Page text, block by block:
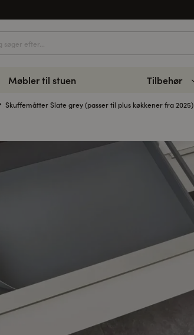
Møbler til stuen Tilbehør
Skuffemåtter Slate grey (passer til plus køkkener fra 2025)